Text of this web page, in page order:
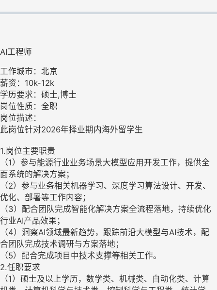
AI工程师
工作城市：北京
薪资：10k-12k
学历要求：硕士,博士
岗位性质：全职
岗位描述：
此岗位针对2026年择业期内海外留学生
1.岗位主要职责
（1）参与能源行业业务场景大模型应用开发工作，提供全
面系统的解决方案；
（2）参与业务相关机器学习、深度学习算法设计、开发、
优化、部署等工作内容；
（3）配合团队完成智能化解决方案全流程落地，持续优化
行业AI产品效果；
（4）洞察AI领域最新趋势，跟踪前沿大模型与AI技术，配
合团队完成技术调研与方案落地；
（5）配合完成项目中技术支撑等相关工作。
2.任职要求
（1）硕士及以上学历，数学类、机械类、自动化类、计算